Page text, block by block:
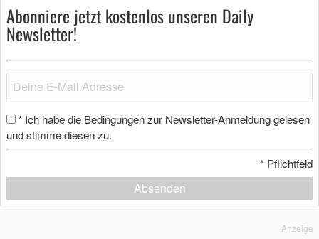
Abonniere jetzt kostenlos unseren Daily
Newsletter!
* Ich habe die Bedingungen zur Newsletter-Anmeldung gelesen
und stimme diesen zu.
* Pflichtfeld
Absenden
Anzeige